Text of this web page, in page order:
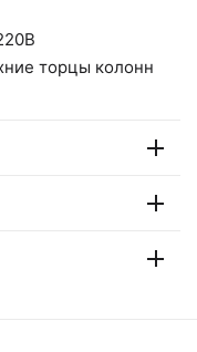
торцы колонн